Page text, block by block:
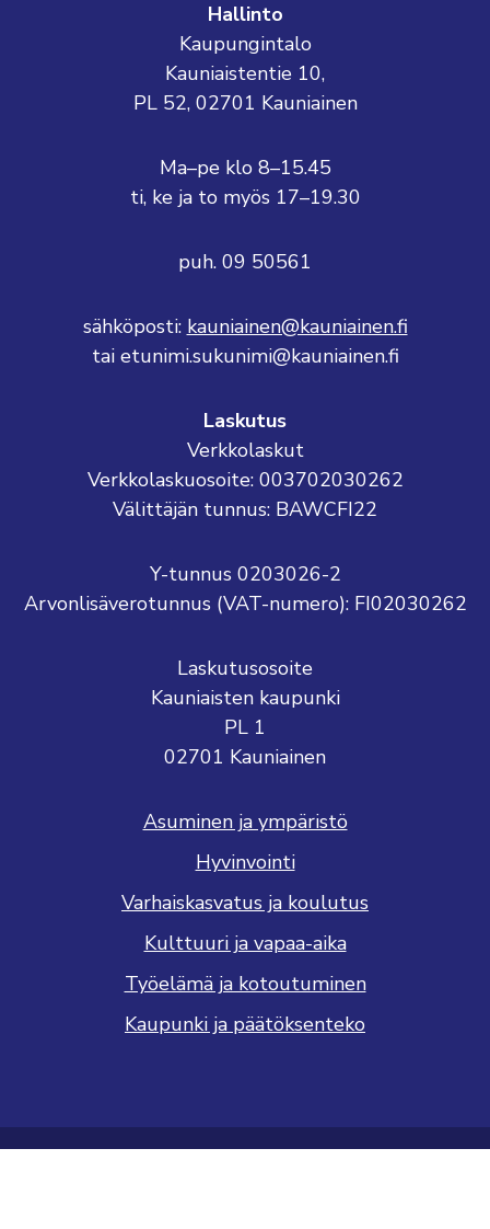
Hallinto
Kaupungintalo
Kauniaistentie 10,
PL 52, 02701 Kauniainen
Ma–pe klo 8–15.45
ti, ke ja to myös 17–19.30
puh. 09 50561
sähköposti: kauniainen@kauniainen.fi
tai etunimi.sukunimi@kauniainen.fi
Laskutus
Verkkolaskut
Verkkolaskuosoite: 003702030262
Välittäjän tunnus: BAWCFI22
Y-tunnus 0203026-2
Arvonlisäverotunnus (VAT-numero): FI02030262
Laskutusosoite
Kauniaisten kaupunki
PL 1
02701 Kauniainen
Asuminen ja ympäristö
Hyvinvointi
Varhaiskasvatus ja koulutus
Kulttuuri ja vapaa-aika
Työelämä ja kotoutuminen
Kaupunki ja päätöksenteko